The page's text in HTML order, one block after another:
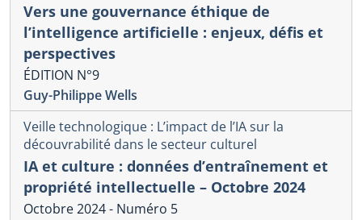
Vers une gouvernance éthique de
l’intelligence artificielle : enjeux, défis et
perspectives
ÉDITION N°9
Guy-Philippe Wells
Veille technologique : L’impact de l’IA sur la
découvrabilité dans le secteur culturel
IA et culture : données d’entraînement et
propriété intellectuelle – Octobre 2024
Octobre 2024 - Numéro 5